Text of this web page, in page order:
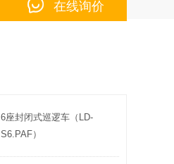
在线询价
6座封闭式巡逻车（LD-
S6.PAF）